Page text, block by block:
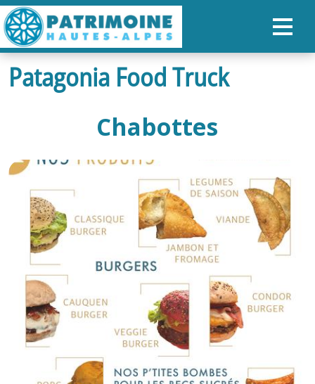
ACCUEIL
PATRIMOINE
RANDONNÉES
ORGANISER SON SÉJOUR
RECHERCHER
FR
GB
Patagonia Food Truck
Chabottes